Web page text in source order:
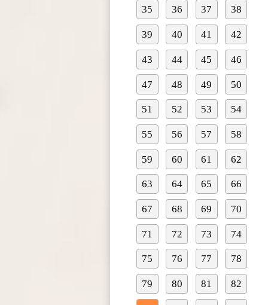
35 36 37 38
39 40 41 42
43 44 45 46
47 48 49 50
51 52 53 54
55 56 57 58
59 60 61 62
63 64 65 66
67 68 69 70
71 72 73 74
75 76 77 78
79 80 81 82